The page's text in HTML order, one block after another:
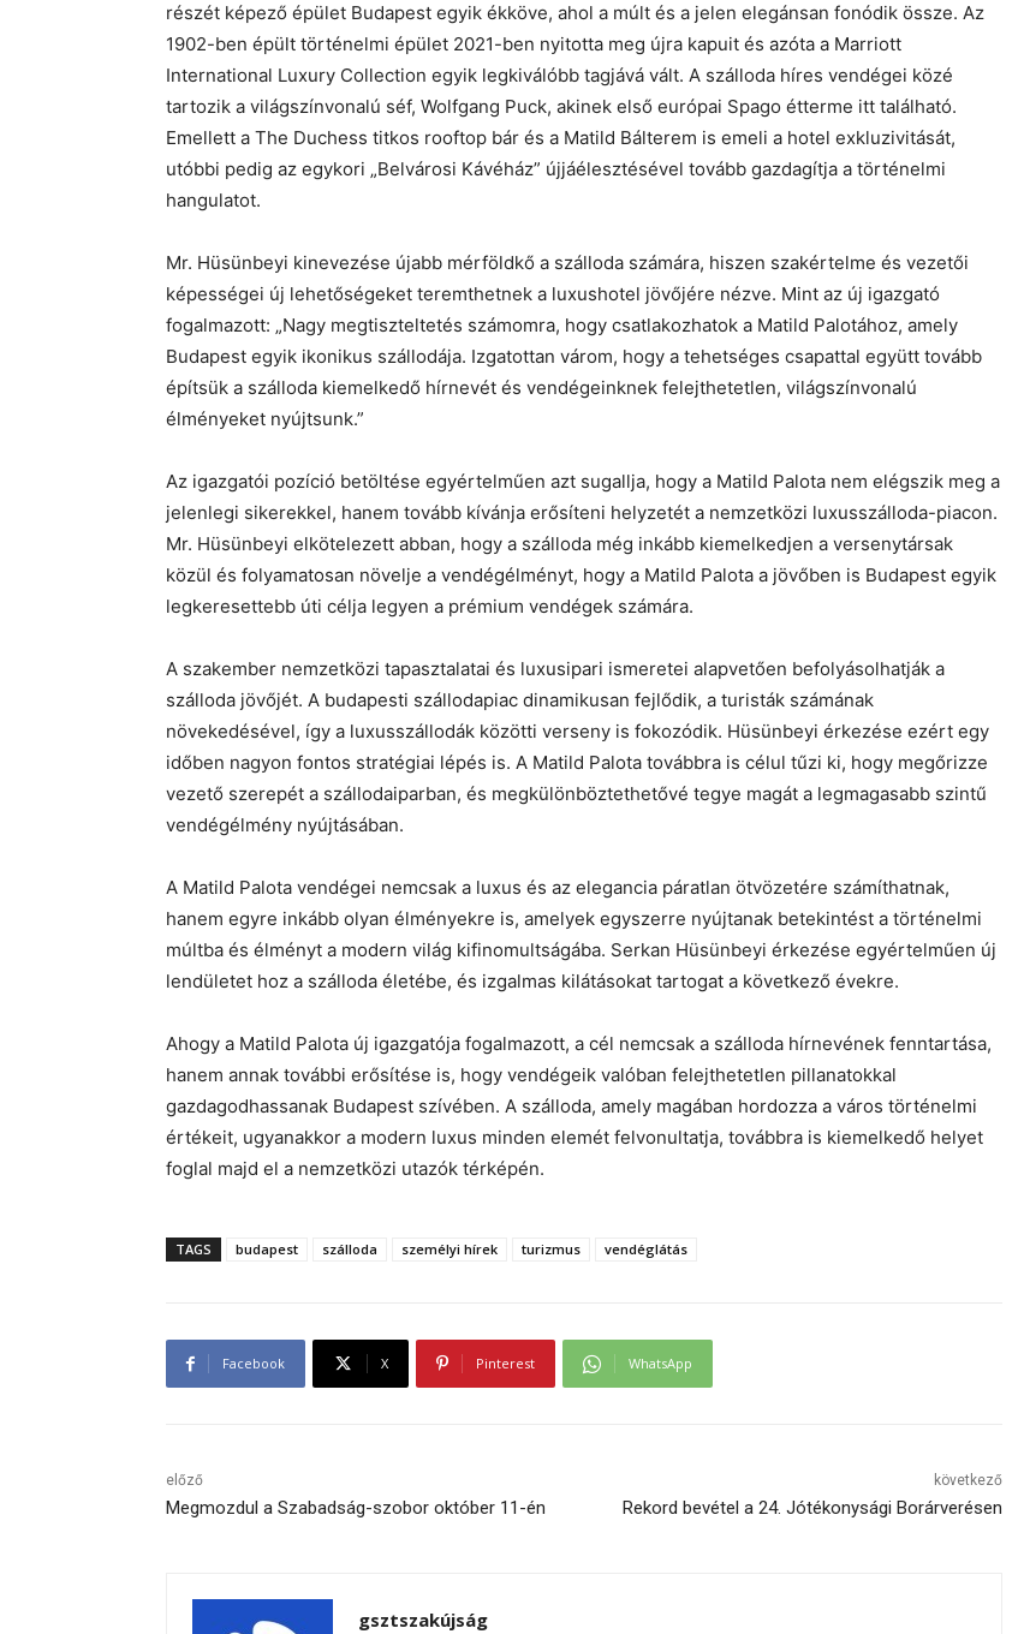
részét képező épület Budapest egyik ékköve, ahol a múlt és a jelen elegánsan fonódik össze. Az
1902-ben épült történelmi épület 2021-ben nyitotta meg újra kapuit és azóta a Marriott
International Luxury Collection egyik legkiválóbb tagjává vált. A szálloda híres vendégei közé
tartozik a világszínvonalú séf, Wolfgang Puck, akinek első európai Spago étterme itt található.
Emellett a The Duchess titkos rooftop bár és a Matild Bálterem is emeli a hotel exkluzivitását,
utóbbi pedig az egykori „Belvárosi Kávéház” újjáélesztésével tovább gazdagítja a történelmi
hangulatot.
Mr. Hüsünbeyi kinevezése újabb mérföldkő a szálloda számára, hiszen szakértelme és vezetői
képességei új lehetőségeket teremthetnek a luxushotel jövőjére nézve. Mint az új igazgató
fogalmazott: „Nagy megtiszteltetés számomra, hogy csatlakozhatok a Matild Palotához, amely
Budapest egyik ikonikus szállodája. Izgatottan várom, hogy a tehetséges csapattal együtt tovább
építsük a szálloda kiemelkedő hírnevét és vendégeinknek felejthetetlen, világszínvonalú
élményeket nyújtsunk.”
Az igazgatói pozíció betöltése egyértelműen azt sugallja, hogy a Matild Palota nem elégszik meg a
jelenlegi sikerekkel, hanem tovább kívánja erősíteni helyzetét a nemzetközi luxusszálloda-piacon.
Mr. Hüsünbeyi elkötelezett abban, hogy a szálloda még inkább kiemelkedjen a versenytársak
közül és folyamatosan növelje a vendégélményt, hogy a Matild Palota a jövőben is Budapest egyik
legkeresettebb úti célja legyen a prémium vendégek számára.
A szakember nemzetközi tapasztalatai és luxusipari ismeretei alapvetően befolyásolhatják a
szálloda jövőjét. A budapesti szállodapiac dinamikusan fejlődik, a turisták számának
növekedésével, így a luxusszállodák közötti verseny is fokozódik. Hüsünbeyi érkezése ezért egy
időben nagyon fontos stratégiai lépés is. A Matild Palota továbbra is célul tűzi ki, hogy megőrizze
vezető szerepét a szállodaiparban, és megkülönböztethetővé tegye magát a legmagasabb szintű
vendégélmény nyújtásában.
A Matild Palota vendégei nemcsak a luxus és az elegancia páratlan ötvözetére számíthatnak,
hanem egyre inkább olyan élményekre is, amelyek egyszerre nyújtanak betekintést a történelmi
múltba és élményt a modern világ kifinomultságába. Serkan Hüsünbeyi érkezése egyértelműen új
lendületet hoz a szálloda életébe, és izgalmas kilátásokat tartogat a következő évekre.
Ahogy a Matild Palota új igazgatója fogalmazott, a cél nemcsak a szálloda hírnevének fenntartása,
hanem annak további erősítése is, hogy vendégeik valóban felejthetetlen pillanatokkal
gazdagodhassanak Budapest szívében. A szálloda, amely magában hordozza a város történelmi
értékeit, ugyanakkor a modern luxus minden elemét felvonultatja, továbbra is kiemelkedő helyet
foglal majd el a nemzetközi utazók térképén.
TAGS budapest szálloda személyi hírek turizmus vendéglátás
Facebook X Pinterest WhatsApp
előző
Megmozdul a Szabadság-szobor október 11-én
következő
Rekord bevétel a 24. Jótékonysági Borárverésen
gsztszakújság